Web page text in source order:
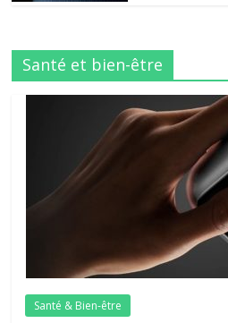
Santé et bien-être
Santé & Bien-être